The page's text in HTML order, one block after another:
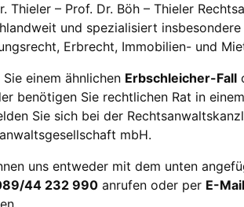
Thieler – Prof. Dr. Böh – Thieler
und spezialisiert
Erbrecht, Immobilien- und
Sie einem ähnlichen Erbschleicher-Fall
benötigen Sie rechtlichen Rat in
Sie sich bei der
mbH.
uns entweder mit dem unten
44 232 990 anrufen oder per E-Mail